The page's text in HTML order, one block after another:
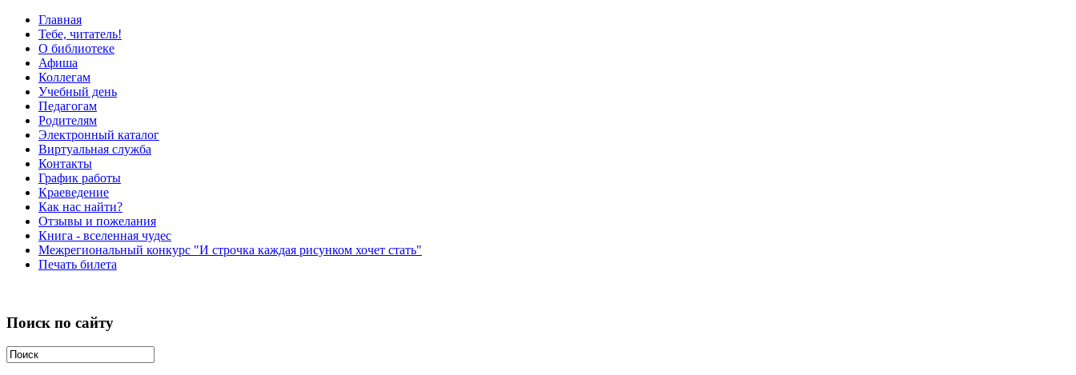
Главная
Тебе, читатель!
О библиотеке
Афиша
Коллегам
Учебный день
Педагогам
Родителям
Электронный каталог
Виртуальная служба
Контакты
График работы
Краеведение
Как нас найти?
Отзывы и пожелания
Книга - вселенная чудес
Межрегиональный конкурс "И строчка каждая рисунком хочет стать"
Печать билета
Поиск по сайту